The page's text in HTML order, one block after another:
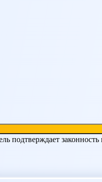
подтверждает